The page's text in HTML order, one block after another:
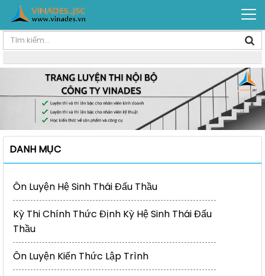
DANH MỤC
Ôn Luyện Hệ Sinh Thái Đấu Thầu
Kỳ Thi Chính Thức Định Kỳ Hệ Sinh Thái Đấu
Thầu
Ôn Luyện Kiến Thức Lập Trình